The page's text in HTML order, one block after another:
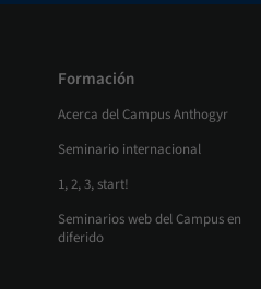
Formación
Acerca del Campus Anthogyr
Seminario internacional
1, 2, 3, start!
Seminarios web del Campus en
diferido